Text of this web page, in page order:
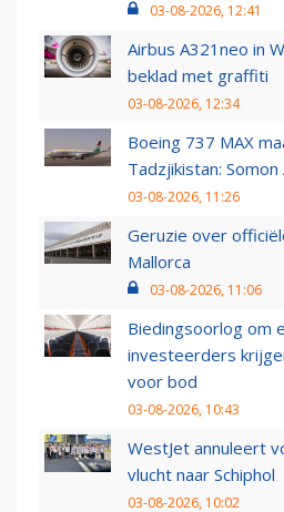
03-08-2026, 12:41
Airbus A321neo in
beklad met graffiti
03-08-2026, 12:34
Boeing 737 MAX
Tadzjikistan:
03-08-2026, 11:26
Geruzie over
Mallorca
03-08-2026, 11:06
Biedingsoorlog om
investeerders
voor bod
03-08-2026, 10:43
WestJet annuleert
vlucht naar Schiphol
03-08-2026, 10:02